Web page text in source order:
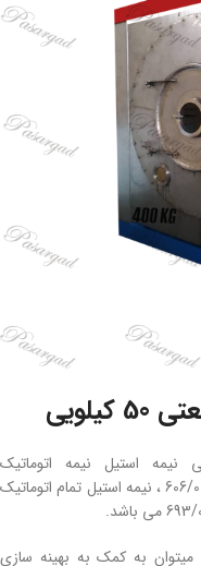
صنعتی 50 کیلویی نیمه استیل نیمه اتوماتیک
525/000/000 ، تمام استیل نیمه اتوماتیک 606/000/000 ، نیمه استیل تمام اتوماتیک
لباسشویی صنعتی 50 کیلویی میتوان به کمک به بهینه سازی